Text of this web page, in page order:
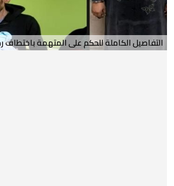
التفاصيل الكاملة للحكم على المتهمة